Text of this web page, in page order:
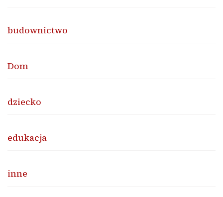
budownictwo
Dom
dziecko
edukacja
inne